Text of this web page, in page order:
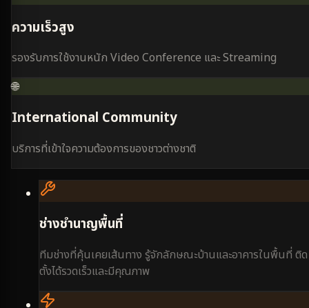
ความเร็วสูง
รองรับการใช้งานหนัก Video Conference และ Streaming
🌐
International Community
บริการที่เข้าใจความต้องการของชาวต่างชาติ
ช่างชำนาญพื้นที่
ทีมช่างที่คุ้นเคยเส้นทาง รู้จักลักษณะบ้านและอาคารในพื้นที่ ติด
ตั้งได้รวดเร็วและมีคุณภาพ